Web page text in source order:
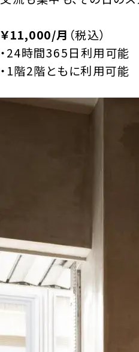
￥11,000/月 （税込）
・24時間365日利用可能
・1階2階ともに利用可能